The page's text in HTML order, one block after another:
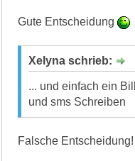
Gute Entscheidung
Xelyna schrieb:
... und einfach ein
und sms Schreiben
Falsche Entscheidung!